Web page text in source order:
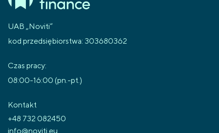
UAB „Noviti“
kod przedsiębiorstwa: 303680362
Czas pracy:
08:00-16:00 (pn.-pt.)
Kontakt
+48 732 082450
info@noviti.eu